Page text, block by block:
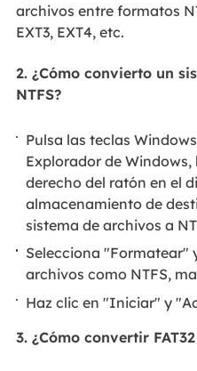
archivos entre formatos
EXT3, EXT4, etc.
2. ¿Cómo convierto un
NTFS?
Pulsa las teclas
Explorador de
derecho del ratón en el
almacenamiento de
sistema de archivos a
Selecciona "Formatear"
archivos como NTFS,
Haz clic en "Iniciar" y
3. ¿Cómo convertir